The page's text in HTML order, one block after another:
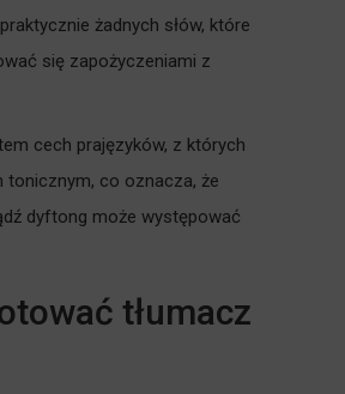
żadnych słów, które
się zapożyczeniami z
cech prajęzyków, z których
tonicznym, co oznacza, że
dyftong może występować
tłumacz